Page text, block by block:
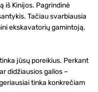
iš Kinijos. Pagrindinė
Tačiau svarbiausia
ekskavatorių gamintoją,
jūsų poreikius. Perkant
didžiausios galios –
tinka konkrečiam